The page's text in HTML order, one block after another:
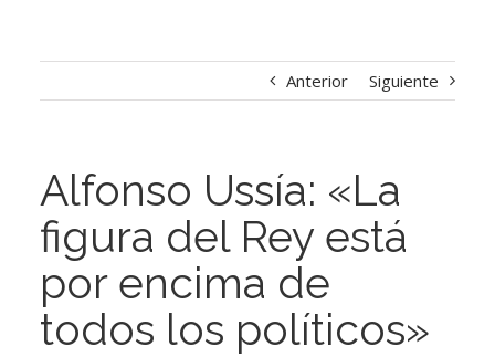
Anterior Siguiente
Alfonso Ussía: «La
figura del Rey está
por encima de
todos los políticos»